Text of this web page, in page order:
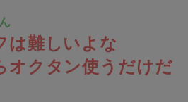
は難しいよな
オクタン使うだけだ